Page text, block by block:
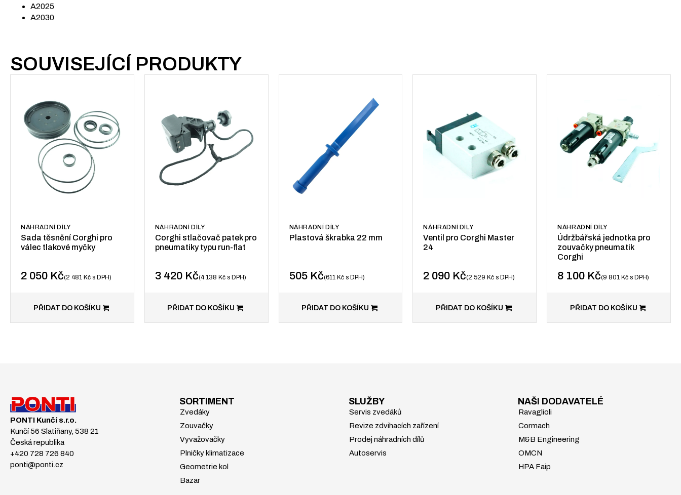
A2025
A2030
SOUVISEJÍCÍ PRODUKTY
NÁHRADNÍ DÍLY
Sada těsnění Corghi pro
válec tlakové myčky
2 050 Kč 2 481 Kč s DPH
PŘIDAT DO KOŠÍKU
NÁHRADNÍ DÍLY
Corghi stlačovač patek pro
pneumatiky typu run-flat
3 420 Kč 4 138 Kčs DPH
PŘIDAT DO KOŠÍKU
NÁHRADNÍ DÍLY
Plastová škrabka 22 mm
505 Kč 611 Kčs DPH
PŘIDAT DO KOŠÍKU
NÁHRADNÍ DÍLY
Ventil pro Corghi Master
24
2 090 Kč 2 529Kč s DPH
PŘIDAT DO KOŠÍKU
NÁHRADNÍ DÍLY
Údržbářská jednotka pro
zouvačky pneumatik
Corghi
8 100 Kč 9 801Kč s DPH
PŘIDAT DO KOŠÍKU
PONTI Kunčí s.r.o.
Kunčí 56 Slatiňany, 538 21
Česká republika
+420 728 726 840
ponti@ponti.cz
SORTIMENT
Zvedáky
Zouvačky
Vyvažovačky
Plničky klimatizace
Geometrie kol
Bazar
SLUŽBY
Servis zvedáků
Revize zdvihacích zařízení
Prodej náhradních dílů
Autoservis
NAŠI DODAVATELÉ
Ravaglioli
Cormach
M&B Engineering
OMCN
HPA Faip